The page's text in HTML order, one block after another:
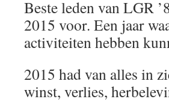
Beste leden van LGR
2015 voor. Een jaar
activiteiten hebben
2015 had van alles in
winst, verlies,